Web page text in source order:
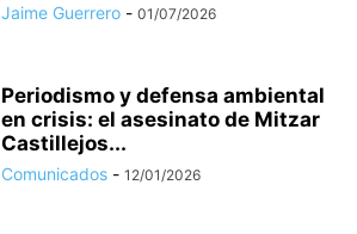
Jaime Guerrero - 01/07/2026
Periodismo y defensa ambiental
en crisis: el asesinato de Mitzar
Castillejos...
Comunicados - 12/01/2026